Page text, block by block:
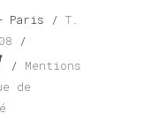
Paris / T.
/
/ Mentions
de